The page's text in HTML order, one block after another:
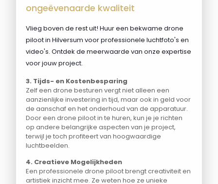
ongeëvenaarde kwaliteit
Vlieg boven de rest uit! Huur een bekwame drone
piloot in Hilversum voor professionele luchtfoto's en
video's. Ontdek de meerwaarde van onze expertise
voor jouw project.
3. Tijds- en Kostenbesparing
Zelf een drone besturen vergt niet alleen een
aanzienlijke investering in tijd, maar ook in geld voor
de aanschaf en het onderhoud van de apparatuur.
Door een drone piloot in te huren, kun je je richten
op andere belangrijke aspecten van je project,
terwijl je toch profiteert van hoogwaardige
luchtbeelden.
4. Creatieve Mogelijkheden
Een professionele drone piloot brengt creativiteit en
artistiek inzicht mee. Ze weten hoe ze unieke